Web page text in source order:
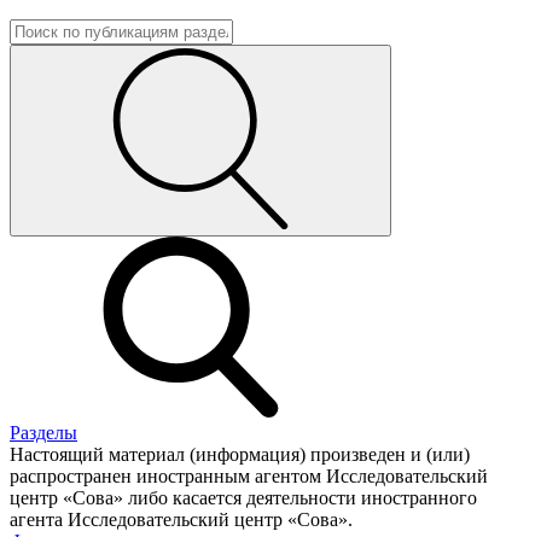
Разделы
Настоящий материал (информация) произведен и (или)
распространен иностранным агентом Исследовательский
центр «Сова» либо касается деятельности иностранного
агента Исследовательский центр «Сова».